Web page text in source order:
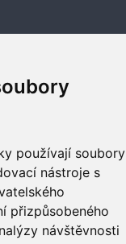
používají soubory
nástroje s
přizpůsobeného
návštěvnosti
Galerie Teplice, a.s. © 2014